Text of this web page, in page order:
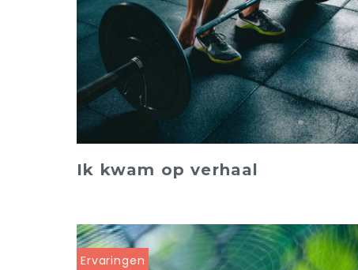
Ik kwam op verhaal
Ervaringen